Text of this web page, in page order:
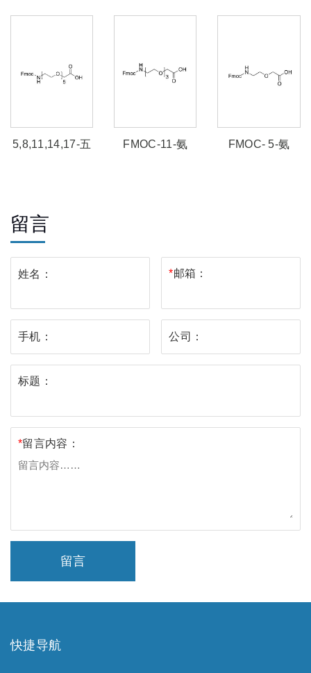
酸
5,8,11,14,17-五
FMOC-11-氨
FMOC- 5-氨
留言
姓名： *邮箱：
手机： 公司：
标题：
*留言内容：
留言
快捷导航